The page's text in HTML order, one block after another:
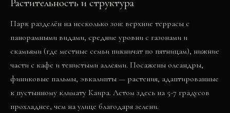
Растительность и структура
Парк разделён на несколько зон: верхние террасы с
панорамными видами, средние уровни с газонами и
скамьями (где местные семьи пикничат по пятницам), нижние
части с кафе и тенистыми аллеями. Посажены олеандры,
финиковые пальмы, эвкалипты — растения, адаптированные
к пустынному климату Каира. Летом здесь на 5-7 градусов
прохладнее, чем на улице благодаря зелени.